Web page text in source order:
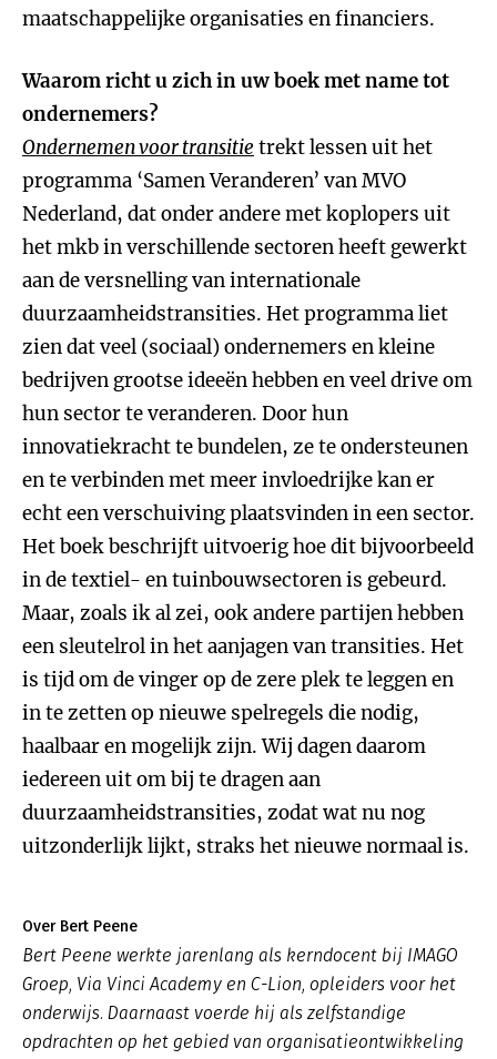
maatschappelijke organisaties en financiers.
Waarom richt u zich in uw boek met name tot
ondernemers?
Ondernemen voor transitie trekt lessen uit het
programma ‘Samen Veranderen’ van MVO
Nederland, dat onder andere met koplopers uit
het mkb in verschillende sectoren heeft gewerkt
aan de versnelling van internationale
duurzaamheidstransities. Het programma liet
zien dat veel (sociaal) ondernemers en kleine
bedrijven grootse ideeën hebben en veel drive om
hun sector te veranderen. Door hun
innovatiekracht te bundelen, ze te ondersteunen
en te verbinden met meer invloedrijke kan er
echt een verschuiving plaatsvinden in een sector.
Het boek beschrijft uitvoerig hoe dit bijvoorbeeld
in de textiel- en tuinbouwsectoren is gebeurd.
Maar, zoals ik al zei, ook andere partijen hebben
een sleutelrol in het aanjagen van transities. Het
is tijd om de vinger op de zere plek te leggen en
in te zetten op nieuwe spelregels die nodig,
haalbaar en mogelijk zijn. Wij dagen daarom
iedereen uit om bij te dragen aan
duurzaamheidstransities, zodat wat nu nog
uitzonderlijk lijkt, straks het nieuwe normaal is.
Over Bert Peene
Bert Peene werkte jarenlang als kerndocent bij IMAGO
Groep, Via Vinci Academy en C-Lion, opleiders voor het
onderwijs. Daarnaast voerde hij als zelfstandige
opdrachten op het gebied van organisatieontwikkeling